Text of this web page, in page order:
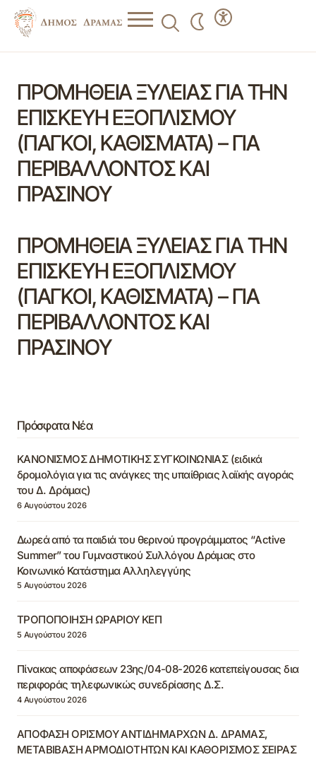
ΠΡΟΜΗΘΕΙΑ ΞΥΛΕΙΑΣ ΓΙΑ ΤΗΝ
ΕΠΙΣΚΕΥΗ ΕΞΟΠΛΙΣΜΟΥ
(ΠΑΓΚΟΙ, ΚΑΘΙΣΜΑΤΑ) – ΓΙΑ
ΠΕΡΙΒΑΛΛΟΝΤΟΣ ΚΑΙ
ΠΡΑΣΙΝΟΥ
ΠΡΟΜΗΘΕΙΑ ΞΥΛΕΙΑΣ ΓΙΑ ΤΗΝ
ΕΠΙΣΚΕΥΗ ΕΞΟΠΛΙΣΜΟΥ
(ΠΑΓΚΟΙ, ΚΑΘΙΣΜΑΤΑ) – ΓΙΑ
ΠΕΡΙΒΑΛΛΟΝΤΟΣ ΚΑΙ
ΠΡΑΣΙΝΟΥ
Πρόσφατα Νέα
ΚΑΝΟΝΙΣΜΟΣ ΔΗΜΟΤΙΚΗΣ ΣΥΓΚΟΙΝΩΝΙΑΣ (ειδικά
δρομολόγια για τις ανάγκες της υπαίθριας λαϊκής αγοράς
του Δ. Δράμας)
6 Αυγούστου 2026
Δωρεά από τα παιδιά του θερινού προγράμματος “Active
Summer” του Γυμναστικού Συλλόγου Δράμας στο
Κοινωνικό Κατάστημα Αλληλεγγύης
5 Αυγούστου 2026
ΤΡΟΠΟΠΟΙΗΣΗ ΩΡΑΡΙΟΥ ΚΕΠ
5 Αυγούστου 2026
Πίνακας αποφάσεων 23ης/04-08-2026 κατεπείγουσας δια
περιφοράς τηλεφωνικώς συνεδρίασης Δ.Σ.
4 Αυγούστου 2026
ΑΠΟΦΑΣΗ ΟΡΙΣΜΟΥ ΑΝΤΙΔΗΜΑΡΧΩΝ Δ. ΔΡΑΜΑΣ,
ΜΕΤΑΒΙΒΑΣΗ ΑΡΜΟΔΙΟΤΗΤΩΝ ΚΑΙ ΚΑΘΟΡΙΣΜΟΣ ΣΕΙΡΑΣ